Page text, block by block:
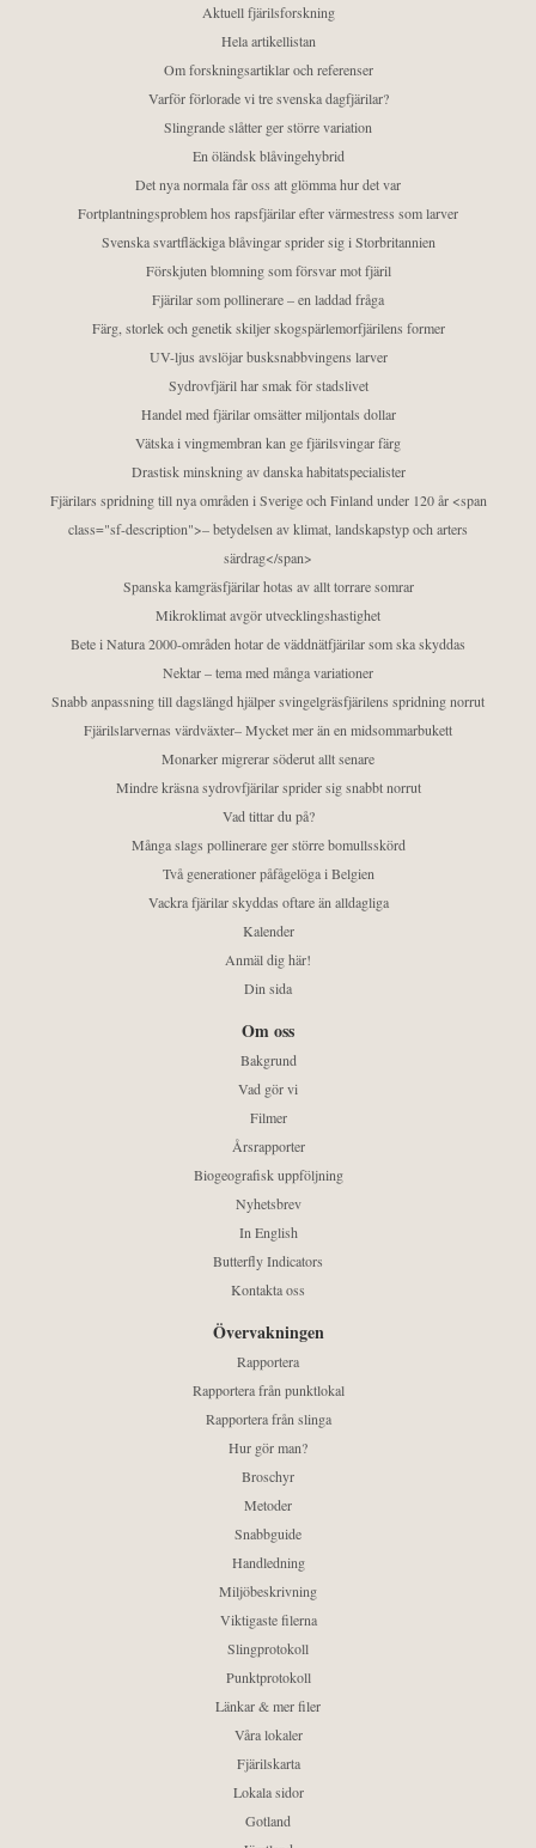
Aktuell fjärilsforskning
Hela artikellistan
Om forskningsartiklar och referenser
Varför förlorade vi tre svenska dagfjärilar?
Slingrande slåtter ger större variation
En öländsk blåvingehybrid
Det nya normala får oss att glömma hur det var
Fortplantningsproblem hos rapsfjärilar efter värmestress som larver
Svenska svartfläckiga blåvingar sprider sig i Storbritannien
Förskjuten blomning som försvar mot fjäril
Fjärilar som pollinerare – en laddad fråga
Färg, storlek och genetik skiljer skogspärlemorfjärilens former
UV-ljus avslöjar busksnabbvingens larver
Sydrovfjäril har smak för stadslivet
Handel med fjärilar omsätter miljontals dollar
Vätska i vingmembran kan ge fjärilsvingar färg
Drastisk minskning av danska habitatspecialister
Fjärilars spridning till nya områden i Sverige och Finland under 120 år <span
class="sf-description">– betydelsen av klimat, landskapstyp och arters
särdrag</span>
Spanska kamgräsfjärilar hotas av allt torrare somrar
Mikroklimat avgör utvecklingshastighet
Bete i Natura 2000-områden hotar de väddnätfjärilar som ska skyddas
Nektar – tema med många variationer
Snabb anpassning till dagslängd hjälper svingelgräsfjärilens spridning norrut
Fjärilslarvernas värdväxter– Mycket mer än en midsommarbukett
Monarker migrerar söderut allt senare
Mindre kräsna sydrovfjärilar sprider sig snabbt norrut
Vad tittar du på?
Många slags pollinerare ger större bomullsskörd
Två generationer påfågelöga i Belgien
Vackra fjärilar skyddas oftare än alldagliga
Kalender
Anmäl dig här!
Din sida
Om oss
Bakgrund
Vad gör vi
Filmer
Årsrapporter
Biogeografisk uppföljning
Nyhetsbrev
In English
Butterfly Indicators
Kontakta oss
Övervakningen
Rapportera
Rapportera från punktlokal
Rapportera från slinga
Hur gör man?
Broschyr
Metoder
Snabbguide
Handledning
Miljöbeskrivning
Viktigaste filerna
Slingprotokoll
Punktprotokoll
Länkar & mer filer
Våra lokaler
Fjärilskarta
Lokala sidor
Gotland